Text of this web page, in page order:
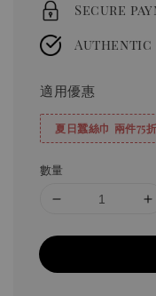
Secure
Authentic
適用優惠
夏日蠶絲巾 兩件75折
數量